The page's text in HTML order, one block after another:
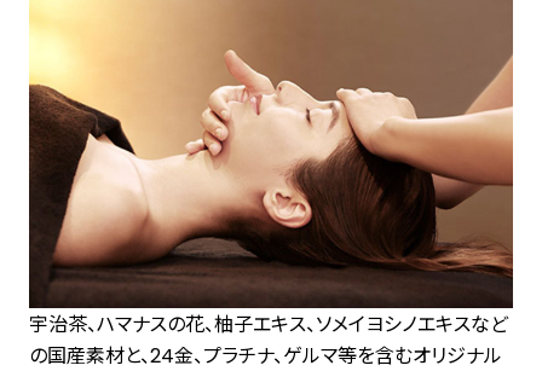
宇治茶、ハマナスの花、柚子エキス、ソメイヨシノエキスなど
の国産素材と、24金、プラチナ、ゲルマ等を含むオリジナル